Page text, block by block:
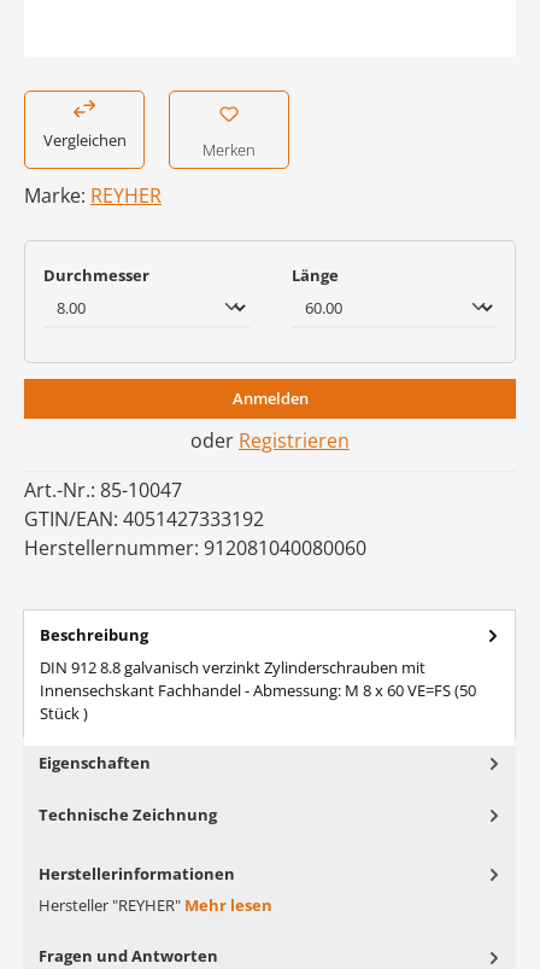
Vergleichen Merken
Marke: REYHER
Durchmesserauswählen Längeauswählen
Anmelden
oder Registrieren
Art.-Nr.: 85-10047
GTIN/EAN: 4051427333192
Herstellernummer: 912081040080060
Beschreibung
DIN 912 8.8 galvanisch verzinkt Zylinderschrauben mit
Innensechskant Fachhandel - Abmessung: M 8 x 60 VE=FS (50
Stück )
Eigenschaften
Technische Zeichnung
Herstellerinformationen
Hersteller "REYHER" Mehr lesen
Fragen und Antworten